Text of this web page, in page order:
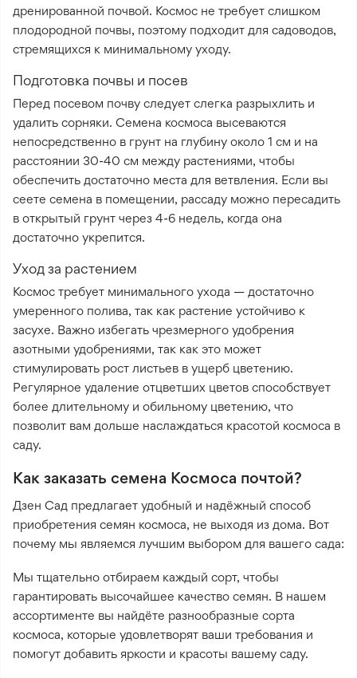
дренированной почвой. Космос не требует слишком
плодородной почвы, поэтому подходит для садоводов,
стремящихся к минимальному уходу.
Подготовка почвы и посев
Перед посевом почву следует слегка разрыхлить и
удалить сорняки. Семена космоса высеваются
непосредственно в грунт на глубину около 1 см и на
расстоянии 30-40 см между растениями, чтобы
обеспечить достаточно места для ветвления. Если вы
сеете семена в помещении, рассаду можно пересадить
в открытый грунт через 4-6 недель, когда она
достаточно укрепится.
Уход за растением
Космос требует минимального ухода — достаточно
умеренного полива, так как растение устойчиво к
засухе. Важно избегать чрезмерного удобрения
азотными удобрениями, так как это может
стимулировать рост листьев в ущерб цветению.
Регулярное удаление отцветших цветов способствует
более длительному и обильному цветению, что
позволит вам дольше наслаждаться красотой космоса в
саду.
Как заказать семена Космоса почтой?
Дзен Сад предлагает удобный и надёжный способ
приобретения семян космоса, не выходя из дома. Вот
почему мы являемся лучшим выбором для вашего сада:
Мы тщательно отбираем каждый сорт, чтобы
гарантировать высочайшее качество семян. В нашем
ассортименте вы найдёте разнообразные сорта
космоса, которые удовлетворят ваши требования и
помогут добавить яркости и красоты вашему саду.